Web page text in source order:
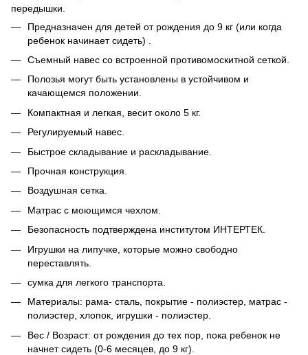
передышки.
Предназначен для детей от рождения до 9 кг (или когда
ребенок начинает сидеть) .
Съемный навес со встроенной противомоскитной сеткой.
Полозья могут быть установлены в устойчивом и
качающемся положении.
Компактная и легкая, весит около 5 кг.
Регулируемый навес.
Быстрое складывание и раскладывание.
Прочная конструкция.
Воздушная сетка.
Матрас с моющимся чехлом.
Безопасность подтверждена институтом ИНТЕРТЕК.
Игрушки на липучке, которые можно свободно
переставлять.
сумка для легкого транспорта.
Материалы: рама- сталь, покрытие - полиэстер, матрас -
полиэстер, хлопок, игрушки - полиэстер.
Вес / Возраст: от рождения до тех пор, пока ребенок не
начнет сидеть (0-6 месяцев, до 9 кг).